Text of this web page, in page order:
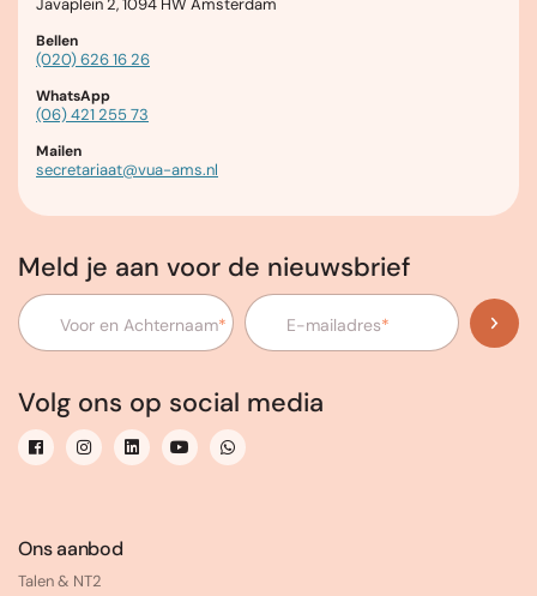
Javaplein 2, 1094 HW Amsterdam
Bellen
(020) 626 16 26
WhatsApp
(06) 421 255 73
Mailen
secretariaat@vua-ams.nl
Meld je aan voor de nieuwsbrief
Voor en Achternaam* E-mailadres*
Volg ons op social media
Ons aanbod
Talen & NT2